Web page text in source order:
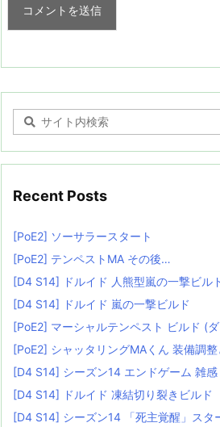
Recent Posts
[PoE2] ソーサラースタート
[PoE2] テンペストMA その後…
[D4 S14] ドルイド 人熊型嵐の一撃ビル
[D4 S14] ドルイド 嵐の一撃ビルド
[PoE2] マーシャルテンペスト ビルド (
[PoE2] シャッタリングMAくん 装備調
[D4 S14] シーズン14 エンドゲーム 雑感
[D4 S14] ドルイド 凍結切り裂きビルド
[D4 S14] シーズン14 「死主覚醒」スタ